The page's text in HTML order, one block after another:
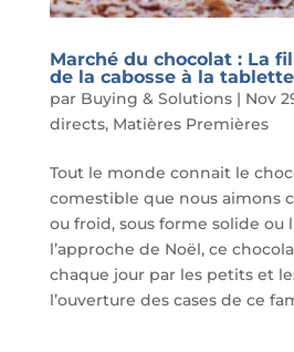
Marché du chocolat : La
de la cabosse à la tablette
par Buying & Solutions| Nov
directs, Matières Premières
Tout le monde connait le
comestible que nous aimons
ou froid, sous forme solide ou
l’approche de Noël, ce
chaque jour par les petits et
l’ouverture des cases de ce